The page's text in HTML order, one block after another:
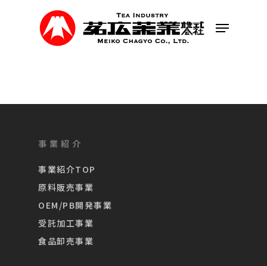
Menu
事業紹介
事業紹介TOP
原料販売事業
OEM/PB開発事業
受託加工事業
食品卸売事業